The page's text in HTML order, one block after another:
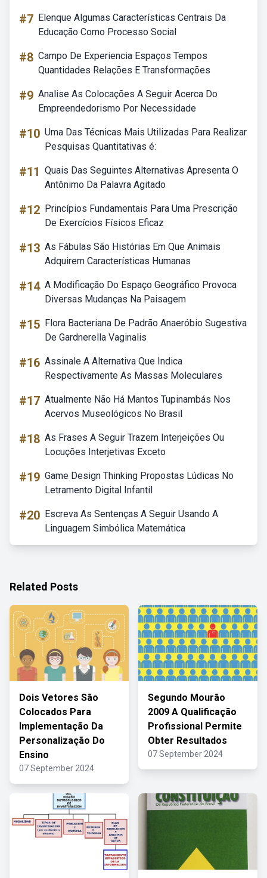
#7 Elenque Algumas Características Centrais Da
Educação Como Processo Social
#8 Campo De Experiencia Espaços Tempos
Quantidades Relações E Transformações
#9 Analise As Colocações A Seguir Acerca Do
Empreendedorismo Por Necessidade
#10 Uma Das Técnicas Mais Utilizadas Para Realizar
Pesquisas Quantitativas é:
#11 Quais Das Seguintes Alternativas Apresenta O
Antônimo Da Palavra Agitado
#12 Princípios Fundamentais Para Uma Prescrição
De Exercícios Físicos Eficaz
#13 As Fábulas São Histórias Em Que Animais
Adquirem Características Humanas
#14 A Modificação Do Espaço Geográfico Provoca
Diversas Mudanças Na Paisagem
#15 Flora Bacteriana De Padrão Anaeróbio Sugestiva
De Gardnerella Vaginalis
#16 Assinale A Alternativa Que Indica
Respectivamente As Massas Moleculares
#17 Atualmente Não Há Mantos Tupinambás Nos
Acervos Museológicos No Brasil
#18 As Frases A Seguir Trazem Interjeições Ou
Locuções Interjetivas Exceto
#19 Game Design Thinking Propostas Lúdicas No
Letramento Digital Infantil
#20 Escreva As Sentenças A Seguir Usando A
Linguagem Simbólica Matemática
Related Posts
Dois Vetores São
Colocados Para
Implementação Da
Personalização Do
Ensino
07 September 2024
Segundo Mourão
2009 A Qualificação
Profissional Permite
Obter Resultados
07 September 2024